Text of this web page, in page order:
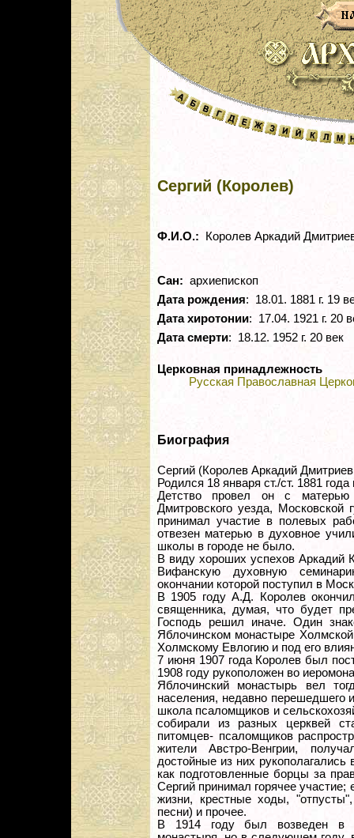
Сергий (Королев)
Ф.И.О.: Королев Аркадий
Сан: архиепископ
Дата рождения: 18.01. 1881 г. 19
Дата хиротонии: 17.04. 1921 г. 20
Дата смерти: 18.12. 1952 г. 20 век
Церковная принадлежность
Русская Православная
Биография
Сергий (Королев Аркадий
Родился 18 января ст./ст. 1881
Детство провел он с матерью
Дмитровского уезда,
принимал участие в полевых
отвезен матерью в духовное
школы в городе не было.
В виду хороших успехов Аркадий
Вифанскую духовную
окончании которой поступил в
В 1905 году А.Д. Королев
священника, думая, что будет
Господь решил иначе. Один
Яблочинском монастыре
Холмскому Евлогию и под его
7 июня 1907 года Королев был
1908 году рукоположен во
Яблочинский монастырь вел
населения, недавно
школа псаломщиков и
собирали из разных церквей
питомцев- псаломщиков
жители Австро-Венгрии,
достойные из них
как подготовленные борцы за
Сергий принимал горячее участие;
жизни, крестные ходы,
песни) и прочее.
В 1914 году был возведен в